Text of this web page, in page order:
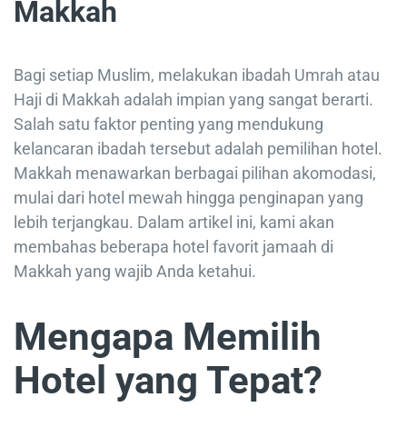
Makkah
Bagi setiap Muslim, melakukan ibadah Umrah atau
Haji di Makkah adalah impian yang sangat berarti.
Salah satu faktor penting yang mendukung
kelancaran ibadah tersebut adalah pemilihan hotel.
Makkah menawarkan berbagai pilihan akomodasi,
mulai dari hotel mewah hingga penginapan yang
lebih terjangkau. Dalam artikel ini, kami akan
membahas beberapa hotel favorit jamaah di
Makkah yang wajib Anda ketahui.
Mengapa Memilih
Hotel yang Tepat?